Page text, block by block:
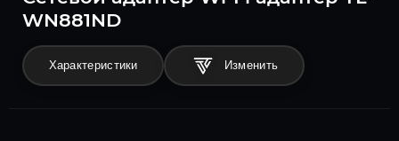
WN881ND
Характеристики